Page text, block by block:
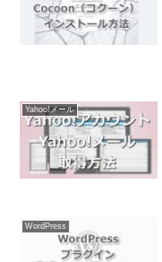
Yahoo!メール
WordPress